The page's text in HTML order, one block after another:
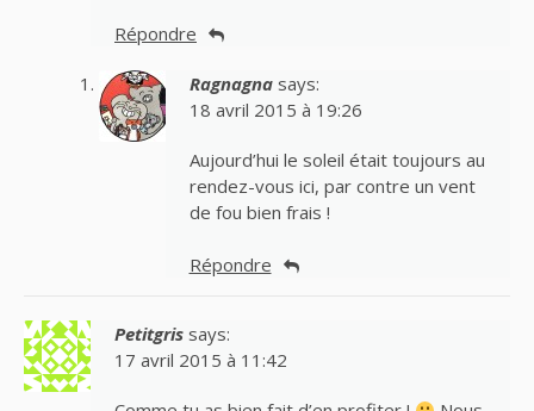
Répondre
Ragnagna says:
18 avril 2015 à 19:26
Aujourd’hui le soleil était toujours au
rendez-vous ici, par contre un vent
de fou bien frais !
Répondre
Petitgris says:
17 avril 2015 à 11:42